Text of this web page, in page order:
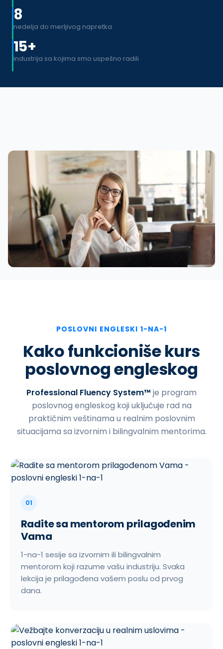
8
nedelja do merljivog napretka
15+
industrija sa kojima smo uspešno radili
POSLOVNI ENGLESKI 1-NA-1
Kako funkcioniše kurs
poslovnog engleskog
Professional Fluency System™ je program
poslovnog engleskog koji uključuje rad na
praktičnim veštinama u realnim poslovnim
situacijama sa izvornim i bilingvalnim mentorima.
01
Radite sa mentorom prilagođenim
Vama
1-na-1 sesije sa izvornim ili bilingvalnim
mentorom koji razume vašu industriju. Svaka
lekcija je prilagođena vašem poslu od prvog
dana.